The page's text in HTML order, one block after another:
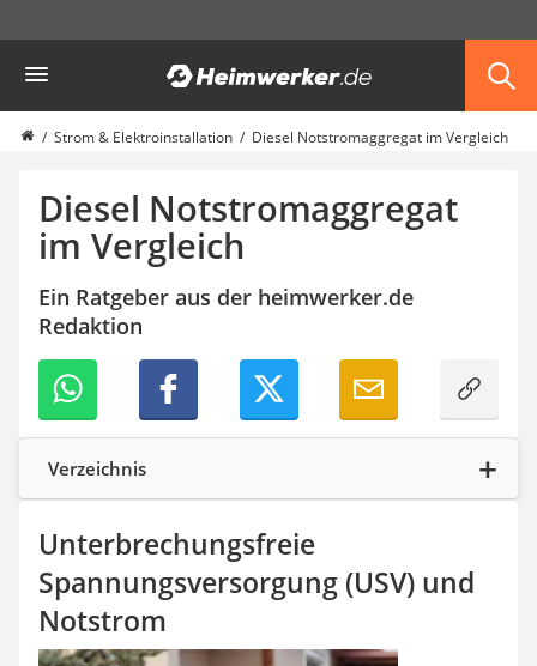
Haus & Bau
Außenleuchte mit Kamera
Ozongenerator
Smart-Home-Rauchmelder
Schlüsseltresor
Überwachungskameras außen
Reizstromgerät
Infrarot-Thermometer
GPS-Tracker
Heizkissen
Digitale Zeitschaltuhr
Paketbriefkasten
Fensterkontaktschalter
Hygrometer
Aluleiter
Tiefengrund
LED-Beamer
Video-Türsprechanlage
Strom & Elektroinstallation Diesel Notstromaggregat im Vergleich
Diesel Notstromaggregat
im Vergleich
Ein Ratgeber aus der heimwerker.de
Redaktion
Verzeichnis
Unterbrechungsfreie
Spannungsversorgung (USV) und
Notstrom